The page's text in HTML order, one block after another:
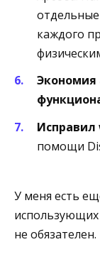
каждого
Экономия
Исправил
помощи
У меня есть
использующих
не обязателен.